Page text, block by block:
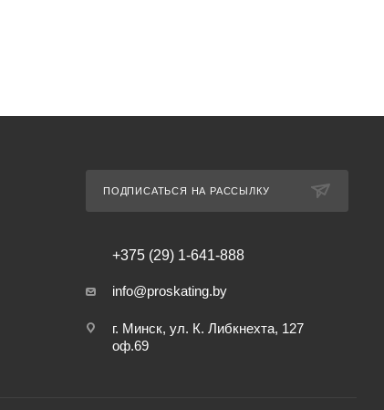
ПОДПИСАТЬСЯ НА РАССЫЛКУ
+375 (29) 1-641-888
info@proskating.by
г. Минск, ул. К. Либкнехта, 127
оф.69